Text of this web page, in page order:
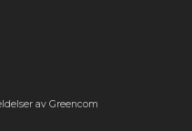
av Greencom